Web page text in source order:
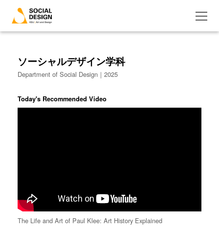
ソーシャルデザイン学科
Department of Social Design｜2025
Today's Recommended Video
The Life and Art of Paul Klee: Art History Explained